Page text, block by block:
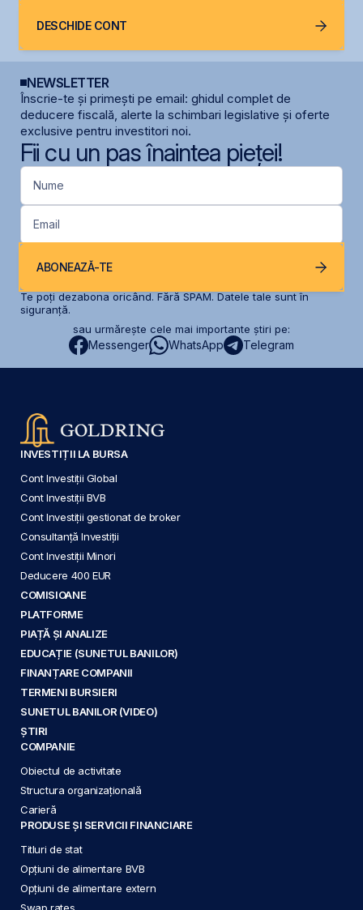
DESCHIDE CONT
NEWSLETTER
Înscrie-te și primești pe email: ghidul complet de
deducere fiscală, alerte la schimbari legislative și oferte
exclusive pentru investitori noi.
Fii cu un pas înaintea pieței!
Nume
Email
ABONEAZĂ-TE
Te poți dezabona oricând. Fără SPAM. Datele tale sunt în
siguranță.
sau urmărește cele mai importante știri pe:
Messenger WhatsApp Telegram
INVESTIȚII LA BURSA
Cont Investiții Global
Cont Investiții BVB
Cont Investiții gestionat de broker
Consultanță Investiții
Cont Investiții Minori
Deducere 400 EUR
COMISIOANE
PLATFORME
PIAȚĂ ȘI ANALIZE
EDUCAȚIE (SUNETUL BANILOR)
FINANȚARE COMPANII
TERMENI BURSIERI
SUNETUL BANILOR (VIDEO)
ȘTIRI
COMPANIE
Obiectul de activitate
Structura organizațională
Carieră
PRODUSE ȘI SERVICII FINANCIARE
Titluri de stat
Opțiuni de alimentare BVB
Opțiuni de alimentare extern
Swap rates